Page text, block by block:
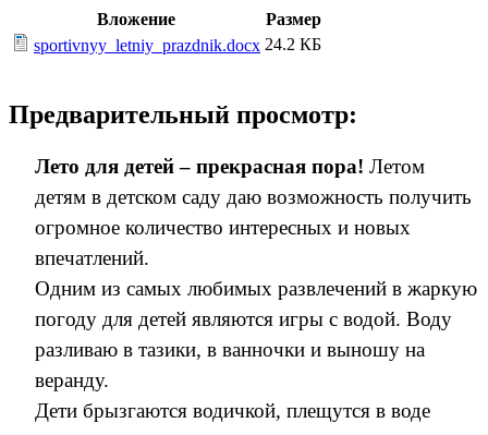
Вложение
Размер
sportivnyy_letniy_prazdnik.docx 24.2 КБ
Предварительный просмотр:
Лето для детей – прекрасная пора! Летом
детям в детском саду даю возможность получить
огромное количество интересных и новых
впечатлений.
Одним из самых любимых развлечений в жаркую
погоду для детей являются игры с водой. Воду
разливаю в тазики, в ванночки и выношу на
веранду.
Дети брызгаются водичкой, плещутся в воде